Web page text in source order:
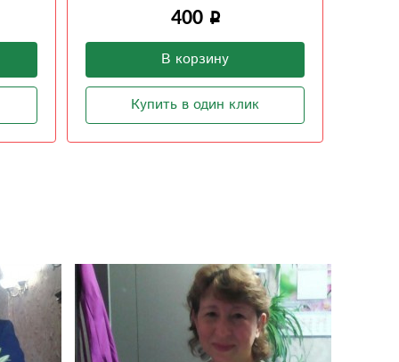
1 500
В корзину
Купить в один клик